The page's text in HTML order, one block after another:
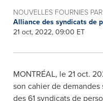
NOUVELLES FOURNIES PAR
Alliance des syndicats de
21 oct, 2022, 09:00 ET
MONTRÉAL, le21 oct.
son cahier de
des 61 syndicats de